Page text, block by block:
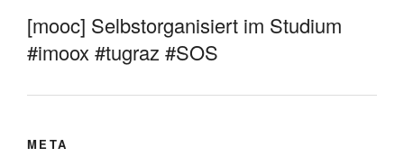
[mooc] Selbstorganisiert im Studium
#imoox #tugraz #SOS
META